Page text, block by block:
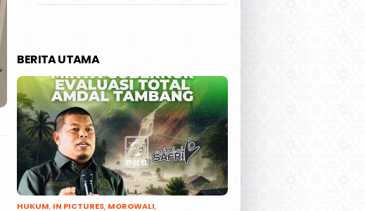
BERITA UTAMA
HUKUM, IN PICTURES, MOROWALI,